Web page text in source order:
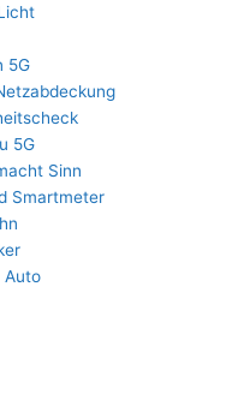
5G
5G
Sinn
Smartmeter
Auto